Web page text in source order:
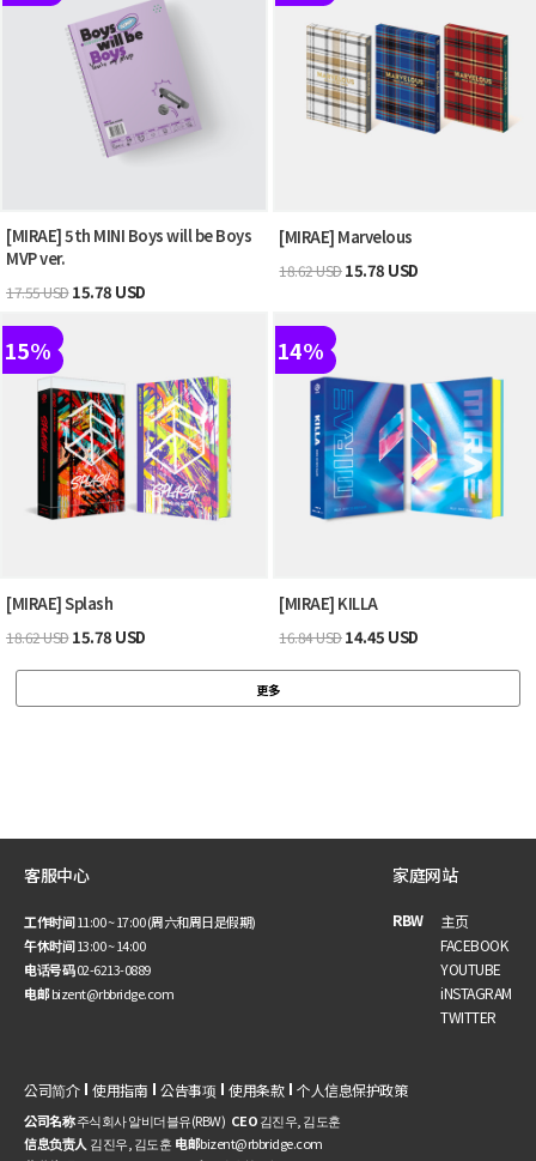
[MIRAE] 5th MINI Boys will be Boys
MVP ver.
17.55 USD15.78 USD
[MIRAE] Marvelous
18.62 USD15.78 USD
15%
[MIRAE] Splash
18.62 USD15.78 USD
14%
[MIRAE] KILLA
16.84 USD14.45 USD
更多
客服中心
工作时间11:00 ~ 17:00 (周六和周日是假期)
午休时间13:00 ~ 14:00
电话号码02-6213-0889
电邮bizent@rbbridge.com
家庭网站
RBW
主页
FACEBOOK
YOUTUBE
iNSTAGRAM
TWITTER
公司简介 使用指南 公告事项 使用条款 个人信息保护政策
公司名称주식회사 알비더블유(RBW) CEO김진우, 김도훈
信息负责人 김진우, 김도훈电邮bizent@rbbridge.com